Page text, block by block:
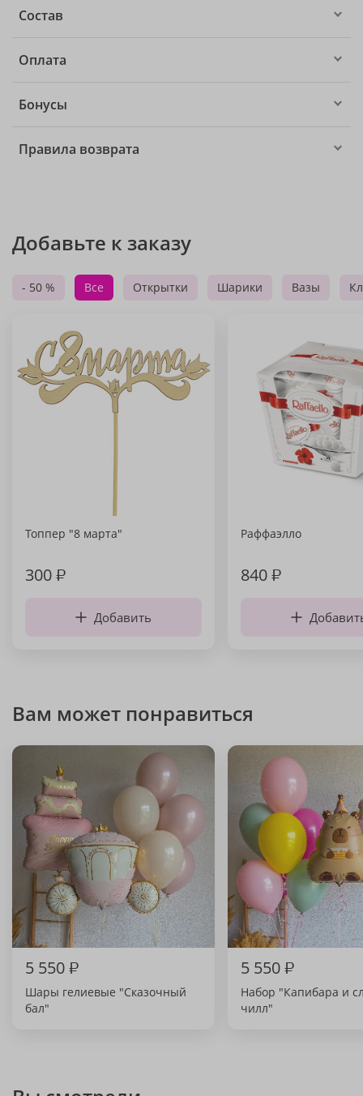
Состав
Оплата
Бонусы
Правила возврата
Добавьте к заказу
- 50 % Все Открытки Шарики Вазы
Топпер "8 марта"
300₽
Добавить
Раффаэлло
840₽
Вам может понравиться
5 550₽
Шары гелиевые "Сказочный
бал"
5 550₽
Набор "Капибара и
чилл"